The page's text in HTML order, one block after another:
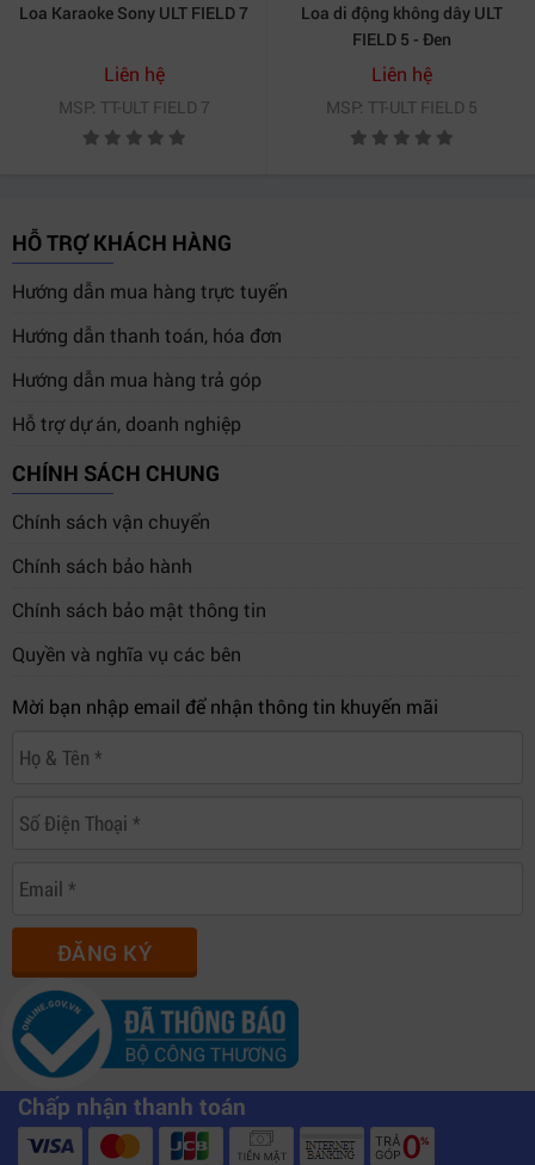
Loa Karaoke Sony ULT FIELD 7
Liên hệ
MSP: TT-ULT FIELD 7
Loa di động không dây ULT
FIELD 5 - Đen
Liên hệ
MSP: TT-ULT FIELD 5
HỖ TRỢ KHÁCH HÀNG
Hướng dẫn mua hàng trực tuyến
Hướng dẫn thanh toán, hóa đơn
Hướng dẫn mua hàng trả góp
Hỗ trợ dự án, doanh nghiệp
CHÍNH SÁCH CHUNG
Chính sách vận chuyển
Chính sách bảo hành
Chính sách bảo mật thông tin
Quyền và nghĩa vụ các bên
Mời bạn nhập email để nhận thông tin khuyến mãi
ĐĂNG KÝ
Chấp nhận thanh toán